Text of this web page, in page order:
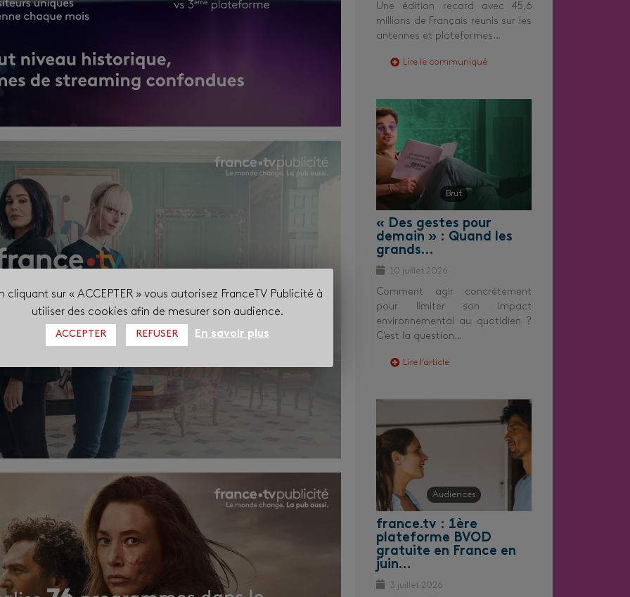
Une édition record avec 45,6
millions de Français réunis sur les
antennes et plateformes…
Lire le communiqué
Brut
« Des gestes pour
demain » : Quand les
grands…
10 juillet 2026
Comment agir concrètement
pour limiter son impact
environnemental au quotidien ?
C’est la question…
Lire l’article
Audiences
france.tv : 1ère
plateforme BVOD
gratuite en France en
juin…
3 juillet 2026
cliquant sur « ACCEPTER » vous autorisez FranceTV Publicité à
utiliser des cookies afin de mesurer son audience.
ACCEPTER REFUSER En savoir plus